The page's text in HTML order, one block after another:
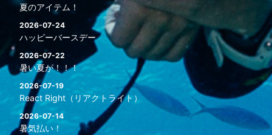
夏のアイテム！
2026-07-24
ハッピーバースデー
2026-07-22
暑い夏が！！！
2026-07-19
React Right（リアクトライト）
2026-07-14
暑気払い！